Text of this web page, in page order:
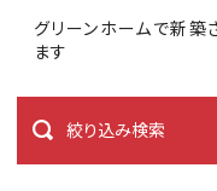
グリーンホームで新築
ます
絞り込み検索